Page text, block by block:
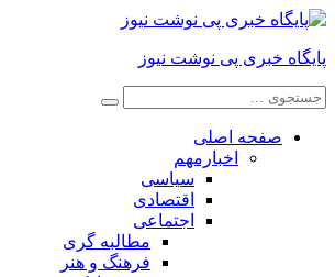
پایگاه خبری پی نوشت نیوز
صفحه اصلی
اخبارمهم
سیاسی
اقتصادی
اجتماعی
مطالبه گری
فرهنگ و هنر